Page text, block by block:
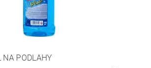
NA PODLAHY